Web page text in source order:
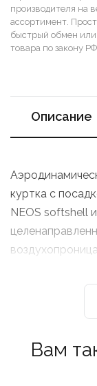
производителя на
ассортимент.
быстрый обмен или
товара по закону
Описание
куртка с
NEOS softshell
Вам